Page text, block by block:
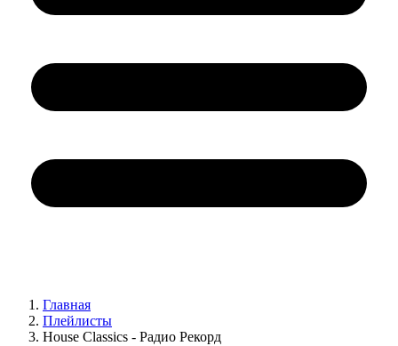
Главная
Плейлисты
House Classics - Радио Рекорд